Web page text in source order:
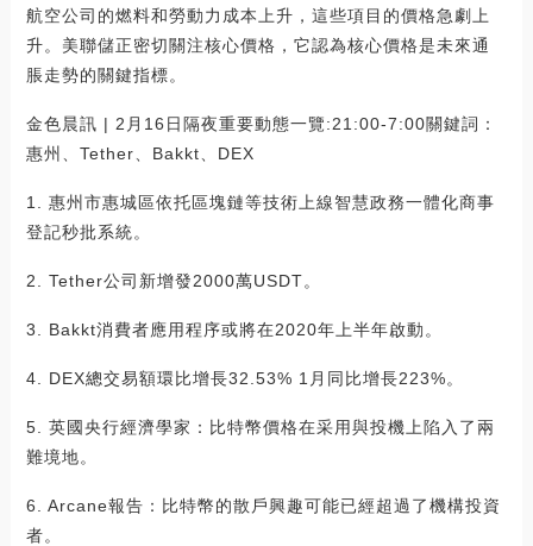
航空公司的燃料和勞動力成本上升，這些項目的價格急劇上
升。美聯儲正密切關注核心價格，它認為核心價格是未來通
脹走勢的關鍵指標。
金色晨訊 | 2月16日隔夜重要動態一覽:21:00-7:00關鍵詞：
惠州、Tether、Bakkt、DEX
1. 惠州市惠城區依托區塊鏈等技術上線智慧政務一體化商事
登記秒批系統。
2. Tether公司新增發2000萬USDT。
3. Bakkt消費者應用程序或將在2020年上半年啟動。
4. DEX總交易額環比增長32.53% 1月同比增長223%。
5. 英國央行經濟學家：比特幣價格在采用與投機上陷入了兩
難境地。
6. Arcane報告：比特幣的散戶興趣可能已經超過了機構投資
者。